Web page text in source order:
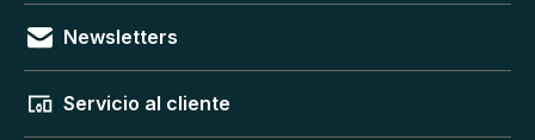
Newsletters
Servicio al cliente